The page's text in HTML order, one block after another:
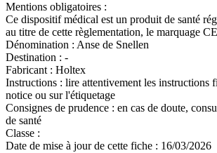
Mentions obligatoires :
Ce dispositif médical est un produit de santé
au titre de cette règlementation, le marquage
Dénomination : Anse de Snellen
Destination : -
Fabricant : Holtex
Instructions : lire attentivement les instructions
notice ou sur l'étiquetage
Consignes de prudence : en cas de doute,
de santé
Classe :
Date de mise à jour de cette fiche : 16/03/2026